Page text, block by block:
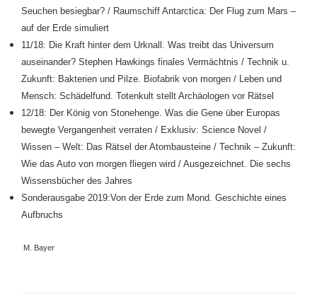
Seuchen besiegbar? / Raumschiff Antarctica: Der Flug zum Mars –
auf der Erde simuliert
11/18: Die Kraft hinter dem Urknall. Was treibt das Universum
auseinander? Stephen Hawkings finales Vermächtnis / Technik u.
Zukunft: Bakterien und Pilze. Biofabrik von morgen / Leben und
Mensch: Schädelfund. Totenkult stellt Archäologen vor Rätsel
12/18: Der König von Stonehenge. Was die Gene über Europas
bewegte Vergangenheit verraten / Exklusiv: Science Novel /
Wissen – Welt: Das Rätsel der Atombausteine / Technik – Zukunft:
Wie das Auto von morgen fliegen wird / Ausgezeichnet. Die sechs
Wissensbücher des Jahres
Sonderausgabe 2019:Von der Erde zum Mond. Geschichte eines
Aufbruchs
M. Bayer